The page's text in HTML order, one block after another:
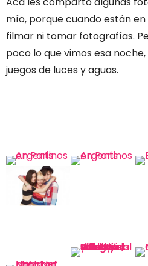
mío, porque cuando están
filmar ni tomar fotografías.
poco lo que vimos esa
juegos de luces y aguas.